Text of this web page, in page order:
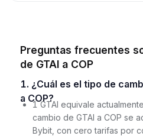
Preguntas frecuentes
de GTAI a COP
1. ¿Cuál es el tipo de cambio actual de 1 GTAI
a COP?
1 GTAI equivale
cambio de GTAI a COP se
Bybit, con cero tarifas por